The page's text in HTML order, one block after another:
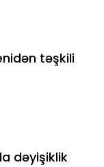
təşkili
dəyişiklik